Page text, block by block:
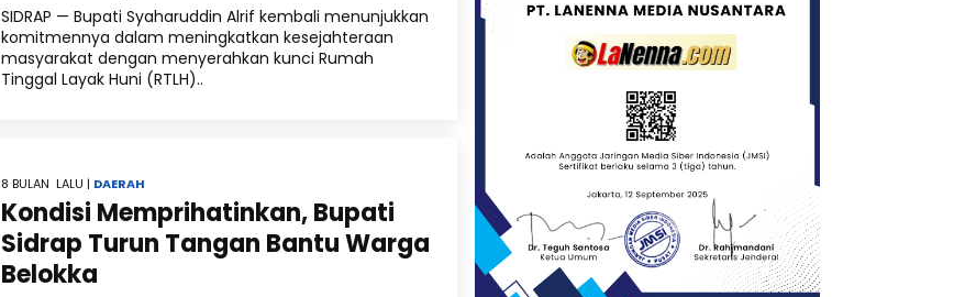
SIDRAP — Bupati Syaharuddin Alrif kembali menunjukkan
komitmennya dalam meningkatkan kesejahteraan
masyarakat dengan menyerahkan kunci Rumah
Tinggal Layak Huni (RTLH)..
8 BULAN LALU | DAERAH
Kondisi Memprihatinkan, Bupati
Sidrap Turun Tangan Bantu Warga
Belokka